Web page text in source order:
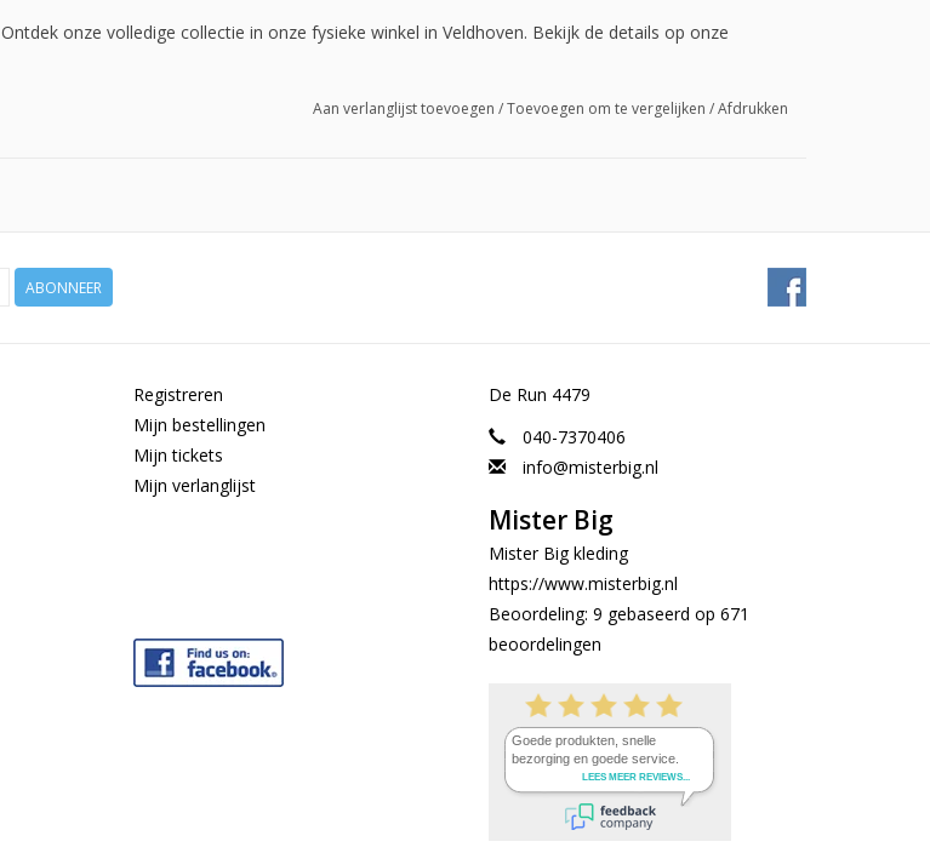
Ontdek onze volledige collectie in onze fysieke winkel in Veldhoven. Bekijk de details op onze
Aan verlanglijst toevoegen /Toevoegen om te vergelijken /Afdrukken
ABONNEER
Registreren
Mijn bestellingen
Mijn tickets
Mijn verlanglijst
De Run 4479
040-7370406
info@misterbig.nl
Mister Big
Mister Big kleding
https://www.misterbig.nl
Beoordeling: 9 gebaseerd op 671
beoordelingen